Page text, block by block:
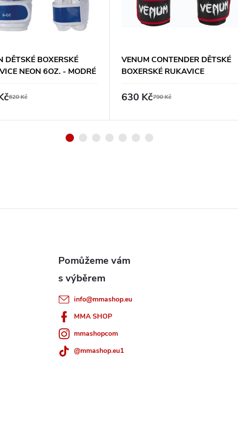
DĚTSKÉ BOXERSKÉ
NEON 6OZ. - MODRÉ
620 Kč
VENUM CONTENDER DĚTSKÉ
BOXERSKÉ RUKAVICE
630 Kč790 Kč
info@mmashop.eu
MMA SHOP
mmashopcom
@mmashop.eu1